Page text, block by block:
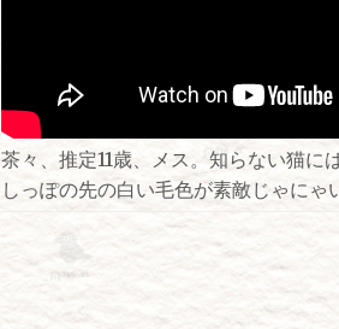
茶々、推定11歳、メス。知らない猫に
しっぽの先の白い毛色が素敵じゃにゃ